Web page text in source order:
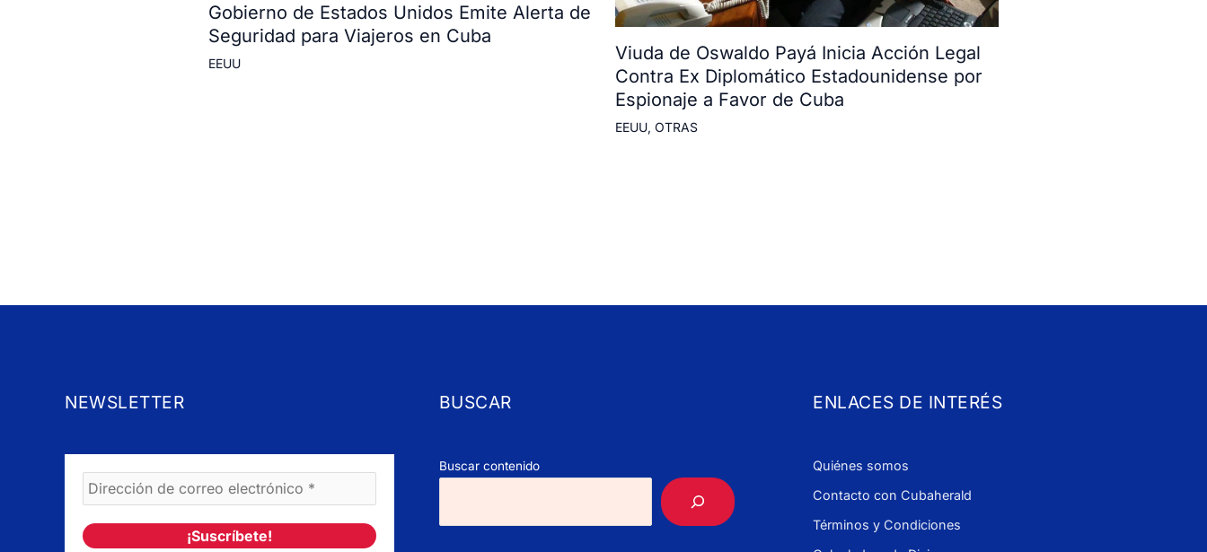
Gobierno de Estados Unidos Emite Alerta de
Seguridad para Viajeros en Cuba
EEUU
Viuda de Oswaldo Payá Inicia Acción Legal
Contra Ex Diplomático Estadounidense por
Espionaje a Favor de Cuba
EEUU, OTRAS
NEWSLETTER BUSCAR
Buscar contenido
ENLACES DE INTERÉS
Quiénes somos
Contacto con Cubaherald
Términos y Condiciones